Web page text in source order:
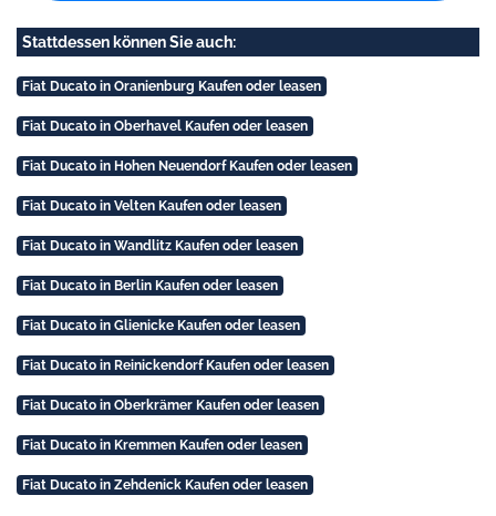
Stattdessen können Sie auch:
Fiat Ducato in Oranienburg Kaufen oder leasen
Fiat Ducato in Oberhavel Kaufen oder leasen
Fiat Ducato in Hohen Neuendorf Kaufen oder leasen
Fiat Ducato in Velten Kaufen oder leasen
Fiat Ducato in Wandlitz Kaufen oder leasen
Fiat Ducato in Berlin Kaufen oder leasen
Fiat Ducato in Glienicke Kaufen oder leasen
Fiat Ducato in Reinickendorf Kaufen oder leasen
Fiat Ducato in Oberkrämer Kaufen oder leasen
Fiat Ducato in Kremmen Kaufen oder leasen
Fiat Ducato in Zehdenick Kaufen oder leasen